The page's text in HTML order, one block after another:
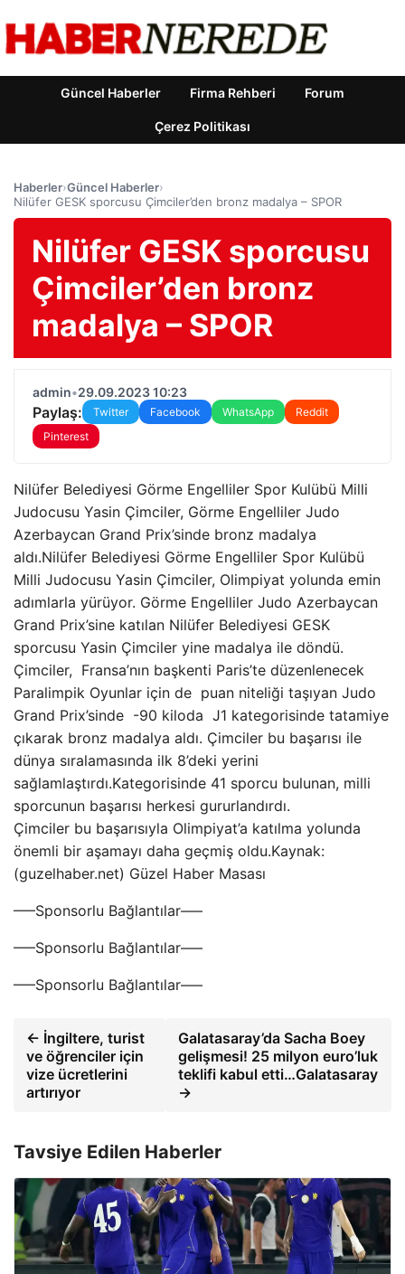
Güncel Haberler Firma Rehberi Forum
Çerez Politikası
Haberler›Güncel Haberler›
Nilüfer GESK sporcusu Çimciler’den bronz madalya – SPOR
Nilüfer GESK sporcusu
Çimciler’den bronz
madalya – SPOR
admin•29.09.2023 10:23
Paylaş: Twitter Facebook WhatsApp
Reddit
Pinterest
Nilüfer Belediyesi Görme Engelliler Spor Kulübü Milli
Judocusu Yasin Çimciler, Görme Engelliler Judo
Azerbaycan Grand Prix’sinde bronz madalya
aldı.Nilüfer Belediyesi Görme Engelliler Spor Kulübü
Milli Judocusu Yasin Çimciler, Olimpiyat yolunda emin
adımlarla yürüyor. Görme Engelliler Judo Azerbaycan
Grand Prix’sine katılan Nilüfer Belediyesi GESK
sporcusu Yasin Çimciler yine madalya ile döndü.
Çimciler, Fransa’nın başkenti Paris’te düzenlenecek
Paralimpik Oyunlar için de puan niteliği taşıyan Judo
Grand Prix’sinde -90 kiloda J1 kategorisinde tatamiye
çıkarak bronz madalya aldı. Çimciler bu başarısı ile
dünya sıralamasında ilk 8’deki yerini
sağlamlaştırdı.Kategorisinde 41 sporcu bulunan, milli
sporcunun başarısı herkesi gururlandırdı.
Çimciler bu başarısıyla Olimpiyat’a katılma yolunda
önemli bir aşamayı daha geçmiş oldu.Kaynak:
(guzelhaber.net) Güzel Haber Masası
—–Sponsorlu Bağlantılar—–
—–Sponsorlu Bağlantılar—–
—–Sponsorlu Bağlantılar—–
← İngiltere, turist
ve öğrenciler için
vize ücretlerini
artırıyor
Galatasaray’da Sacha Boey
gelişmesi! 25 milyon euro’luk
teklifi kabul etti…Galatasaray
→
Tavsiye Edilen Haberler